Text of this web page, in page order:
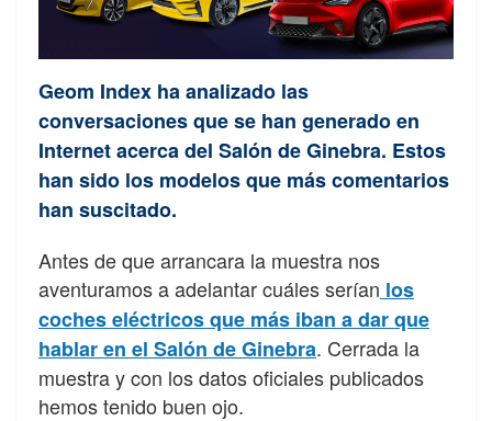
Geom Index ha analizado las
conversaciones que se han generado en
Internet acerca del Salón de Ginebra. Estos
han sido los modelos que más comentarios
han suscitado.
Antes de que arrancara la muestra nos
aventuramos a adelantar cuáles serían los
coches eléctricos que más iban a dar que
hablar en el Salón de Ginebra. Cerrada la
muestra y con los datos oficiales publicados
hemos tenido buen ojo.